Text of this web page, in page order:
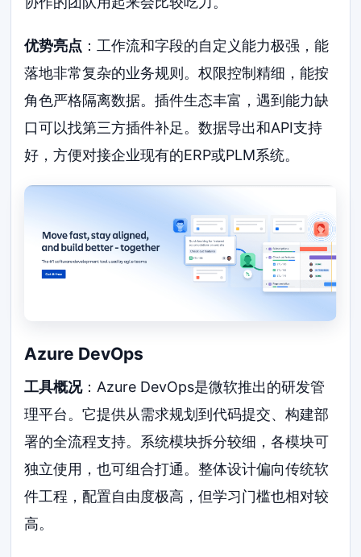
优势亮点 ：工作流和字段的自定义能力极强，能
落地非常复杂的业务规则。权限控制精细，能按
角色严格隔离数据。插件生态丰富，遇到能力缺
口可以找第三方插件补足。数据导出和API支持
好，方便对接企业现有的ERP或PLM系统。
Azure DevOps
工具概况：Azure DevOps是微软推出的研发管
理平台。它提供从需求规划到代码提交、构建部
署的全流程支持。系统模块拆分较细，各模块可
独立使用，也可组合打通。整体设计偏向传统软
件工程，配置自由度极高，但学习门槛也相对较
高。